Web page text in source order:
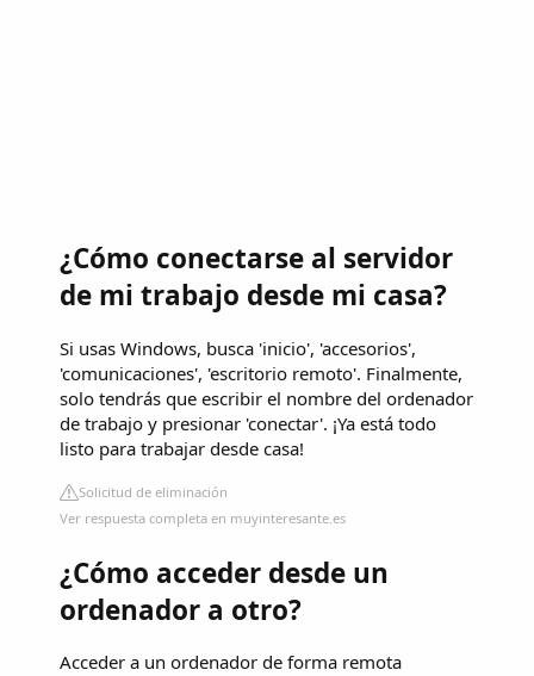
¿Cómo conectarse al servidor
de mi trabajo desde mi casa?
Si usas Windows, busca 'inicio', 'accesorios',
'comunicaciones', 'escritorio remoto'. Finalmente,
solo tendrás que escribir el nombre del ordenador
de trabajo y presionar 'conectar'. ¡Ya está todo
listo para trabajar desde casa!
Solicitud de eliminación
Ver respuesta completa en muyinteresante.es
¿Cómo acceder desde un
ordenador a otro?
Acceder a un ordenador de forma remota